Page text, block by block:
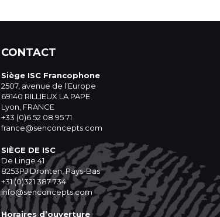
CONTACT
Siège ISC Francophone
2507, avenue de l’Europe
69140 RILLIEUX LA PAPE
Lyon, FRANCE
+33 (0)6 52 08 95 71
france@senconcepts.com
SIÈGE DE ISC
De Linge 41
8253PJ Dronten, Pays-Bas
+31 (0)321 387 734
info@senconcepts.com
Horaires d’ouverture